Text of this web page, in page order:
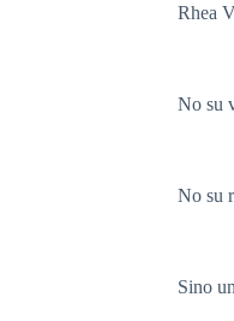
Rhea
No su
No su
Sino